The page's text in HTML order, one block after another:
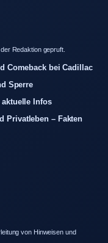
Redaktion gepruft.
Comeback bei Cadillac
Sperre
Infos
Privatleben – Fakten
von Hinweisen und